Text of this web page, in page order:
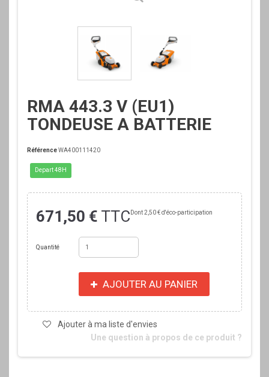
RMA 443.3 V (EU1)
TONDEUSE A BATTERIE
RéférenceWA400111420
Depart 48H
671,50 € TTC Dont2,50 €d'éco-participation
Quantité
AJOUTER AU PANIER
Ajouter à ma liste d'envies
Une question à propos de ce produit ?